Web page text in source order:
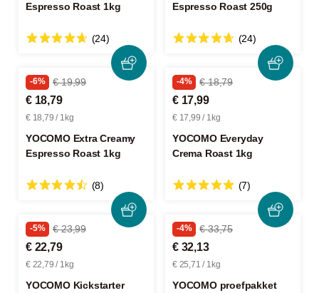
Espresso Roast 1kg
(24)
Espresso Roast 250g
(24)
-6% € 19,99
€ 18,79
€ 18,79 / 1kg
YOCOMO Extra Creamy
Espresso Roast 1kg
(8)
-4% € 18,79
€ 17,99
€ 17,99 / 1kg
YOCOMO Everyday
Crema Roast 1kg
(7)
-5% € 23,99
€ 22,79
€ 22,79 / 1kg
YOCOMO Kickstarter
-4% € 33,75
€ 32,13
€ 25,71 / 1kg
YOCOMO proefpakket